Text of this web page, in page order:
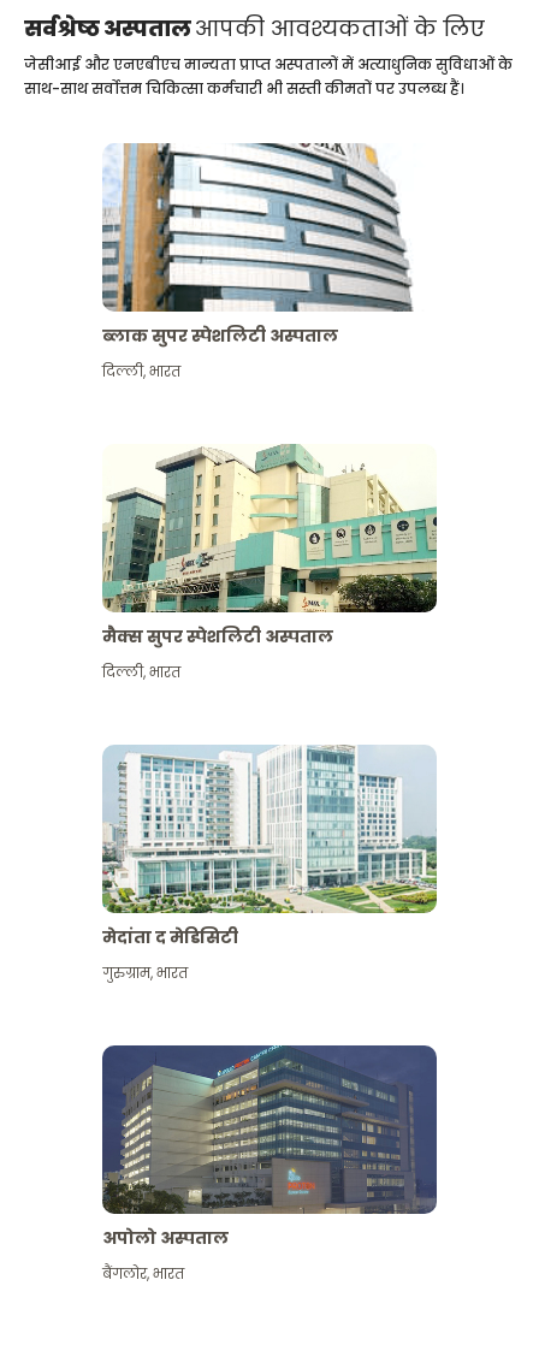
सर्वश्रेष्ठ अस्पतालआपकी आवश्यकताओं के लिए
जेसीआई और एनएबीएच मान्यता प्राप्त अस्पतालों में अत्याधुनिक सुविधाओं के
साथ-साथ सर्वोत्तम चिकित्सा कर्मचारी भी सस्ती कीमतों पर उपलब्ध हैं।
ब्लाक सुपर स्पेशलिटी अस्पताल
दिल्ली,भारत
मैक्स सुपर स्पेशलिटी अस्पताल
दिल्ली,भारत
मेदांता द मेडिसिटी
गुरुग्राम,भारत
अपोलो अस्पताल
बैंगलोर,भारत